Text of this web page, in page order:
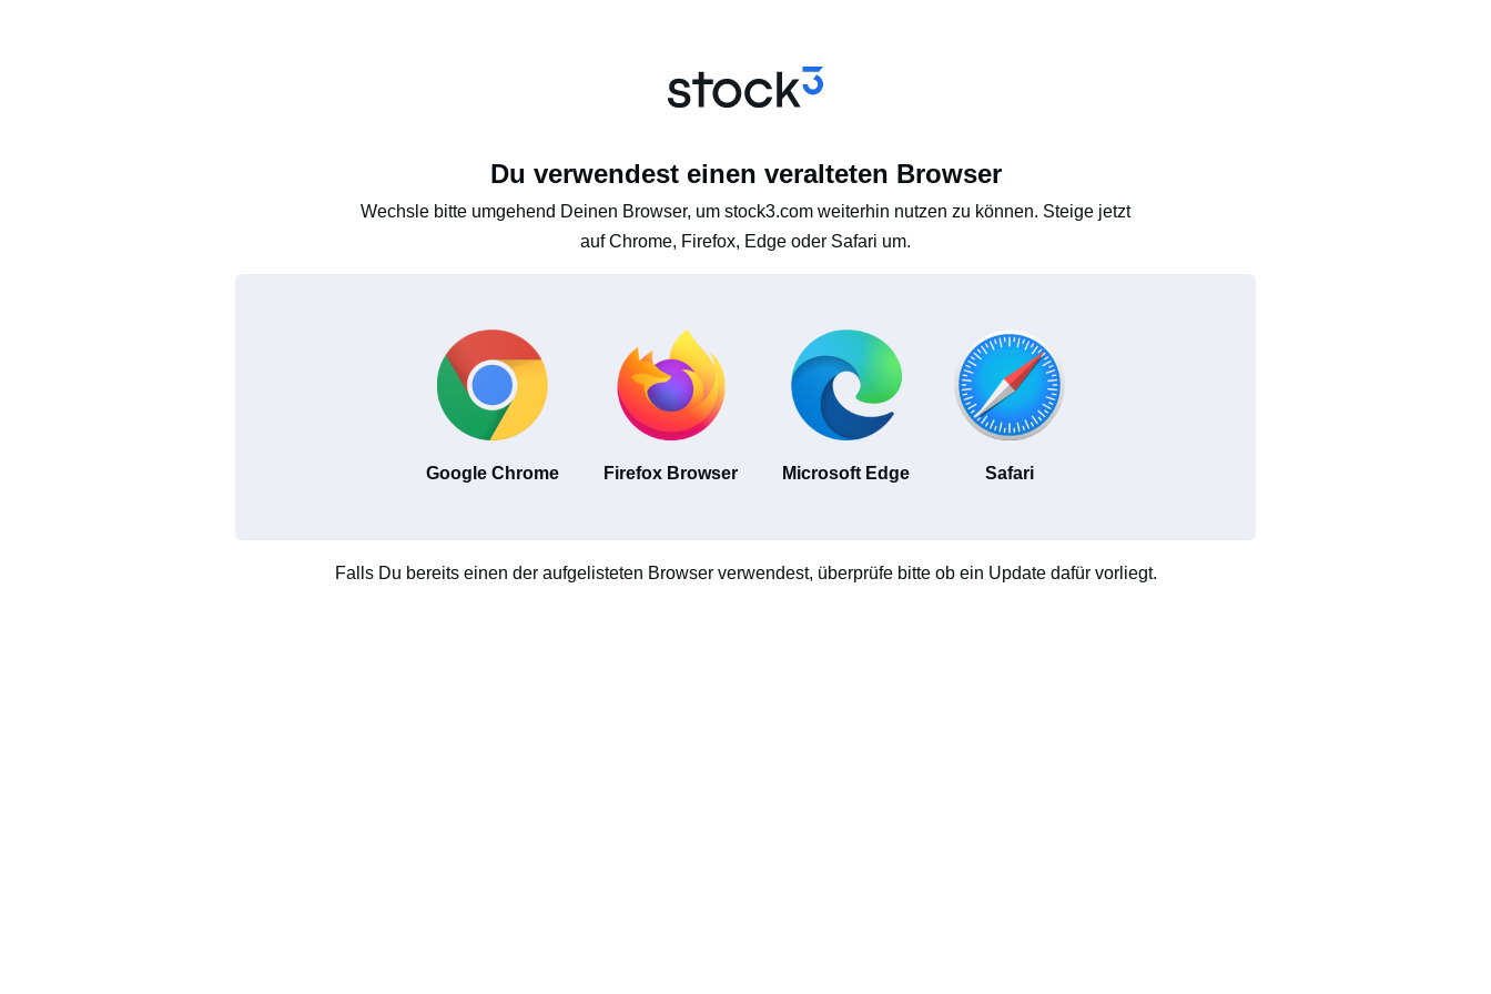
Du verwendest einen veralteten Browser
Wechsle bitte umgehend Deinen Browser, um stock3.com weiterhin nutzen zu können. Steige jetzt
auf Chrome, Firefox, Edge oder Safari um.
Google Chrome Firefox Browser Microsoft Edge Safari
Falls Du bereits einen der aufgelisteten Browser verwendest, überprüfe bitte ob ein Update dafür vorliegt.